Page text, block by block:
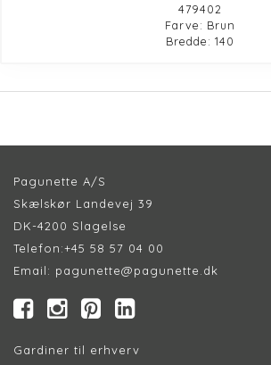
479402
Farve: Brun
Bredde: 140
Pagunette A/S
Skælskør Landevej 39
DK-4200 Slagelse
Telefon:+45 58 57 04 00
Email: pagunette@pagunette.dk
Gardiner til erhverv